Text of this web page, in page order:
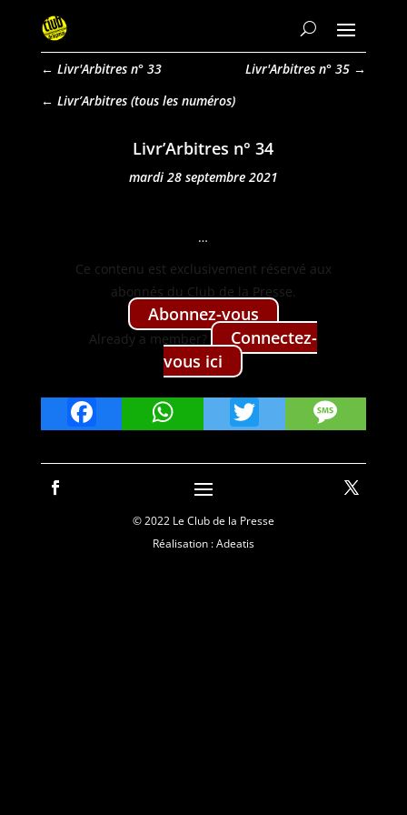
← Livr'Arbitres n° 33 Livr'Arbitres n° 35 →
Livr’Arbitres
Livr’Arbitres n° 34
mardi 28 septembre 2021
…
Ce con­tenu est exclu­sive­ment réservé aux
abon­nés du Club de la Presse.
Abon­nez-vous
Already a mem­ber?
Con­nectez-
vous ici
FacebookWhatsApp
Twitter
© 2022 Le Club de la Presse
Réalisation : Adeatis